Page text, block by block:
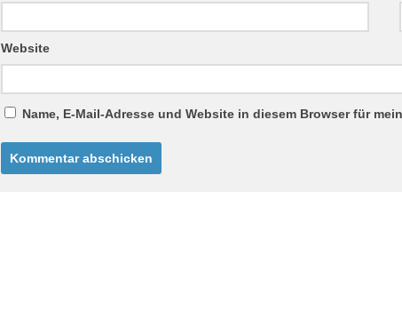
Website
Name, E-Mail-Adresse und Website in diesem Browser für